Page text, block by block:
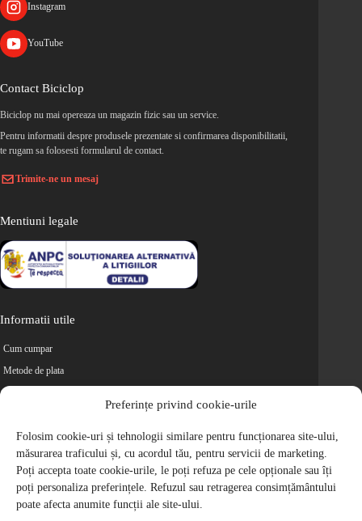
Preferințe privind cookie-urile
Folosim cookie-uri și tehnologii similare pentru funcționarea site-ului,
măsurarea traficului și, cu acordul tău, pentru servicii de marketing.
Poți accepta toate cookie-urile, le poți refuza pe cele opționale sau îți
poți personaliza preferințele. Refuzul sau retragerea consimțământului
poate afecta anumite funcții ale site-ului.
Instagram
YouTube
Contact Biciclop
Biciclop nu mai opereaza un magazin fizic sau un service.
Pentru informatii despre produsele prezentate si confirmarea disponibilitatii,
te rugam sa folosesti formularul de contact.
Trimite-ne un mesaj
Mentiuni legale
Informatii utile
Cum cumpar
Metode de plata
Retur
Cariere
Politica de Confidentialitate
Politica de cookie-uri